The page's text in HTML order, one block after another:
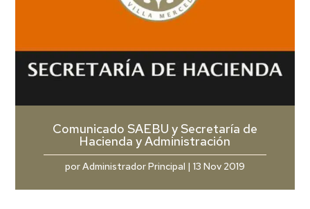
Comunicado SAEBU y Secretaría de
Hacienda y Administración
porAdministrador Principal | 13 Nov 2019